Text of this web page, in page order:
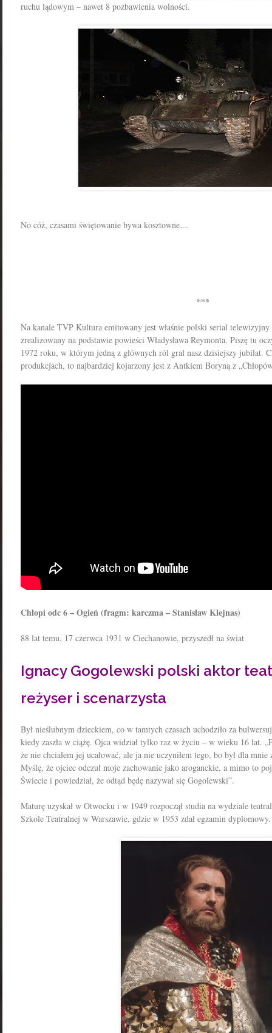
ruchu lądowym – nawet 8 pozbawienia wolności.
No cóż, czasami świętowanie bywa kosztowne…
***
Na kanale TVP Kultura emitowany jest właśnie polski serial
zrealizowany na podstawie powieści Władysława Reymonta. Piszę tu
1972 roku, w którym jedną z głównych ról grał nasz dzisiejszy jubilat.
produkcjach, to najbardziej kojarzony jest z Antkiem Boryną z
Chłopi odc 6 – Ogień (fragm: karczma – Stanisław Klejnas)
88 lat temu, 17 czerwca 1931 w Ciechanowie, przyszedł na świat
Ignacy Gogolewski polski aktor
reżyser i scenarzysta
Był nieślubnym dzieckiem, co w tamtych czasach uchodziło za
kiedy zaszła w ciążę. Ojca widział tylko raz w życiu – w wieku 16 lat.
że nie chciałem jej ucałować, ale ja nie uczyniłem tego, bo był dla
Myślę, że ojciec odczuł moje zachowanie jako aroganckie, a mimo to
Świecie i powiedział, że odtąd będę nazywał się Gogolewski”.
Maturę uzyskał w Otwocku i w 1949 rozpoczął studia na wydziale
Szkole Teatralnej w Warszawie, gdzie w 1953 zdał egzamin dyplomowy.